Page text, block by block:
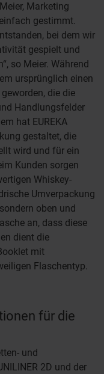
Marketing
gestimmt.
bei dem wir
gespielt und
so Meier. Während
ursprünglich einen
die die
Handlungsfelder
hat EUREKA
gestaltet, die
wird und für ein
Kunden sorgen
Whiskey-
Umverpackung
oben und
an, dass diese
dient die
mit
Flaschentyp.
für die
und
2D und der